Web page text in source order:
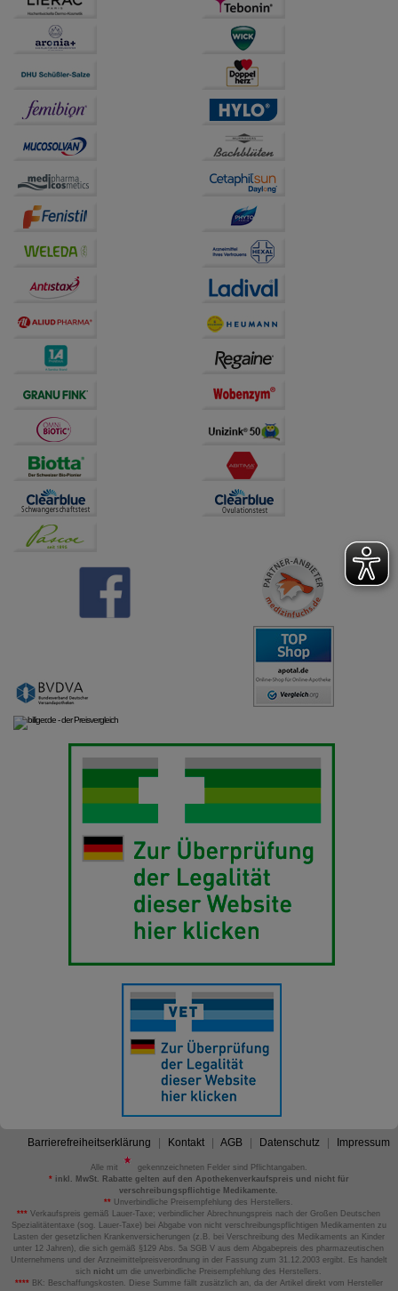
Barrierefreiheitserklärung Kontakt AGB Datenschutz Impressum
Alle mit
gekennzeichneten Felder sind Pflichtangaben.
*inkl. MwSt. Rabatte gelten auf den Apothekenverkaufspreis und nicht für
verschreibungspflichtige Medikamente.
** Unverbindliche Preisempfehlung des Herstellers.
*** Verkaufspreis gemäß Lauer-Taxe; verbindlicher Abrechnungspreis nach der Großen Deutschen
Spezialitätentaxe (sog. Lauer-Taxe) bei Abgabe von nicht verschreibungspflichtigen Medikamenten zu
Lasten der gesetzlichen Krankenversicherungen (z.B. bei Verschreibung des Medikaments an Kinder
unter 12 Jahren), die sich gemäß §129 Abs. 5a SGB V aus dem Abgabepreis des pharmazeutischen
Unternehmens und der Arzneimittelpreisverordnung in der Fassung zum 31.12.2003 ergibt. Es handelt
sich nicht um die unverbindliche Preisempfehlung des Herstellers.
****BK: Beschaffungskosten. Diese Summe fällt zusätzlich an, da der Artikel direkt vom Hersteller